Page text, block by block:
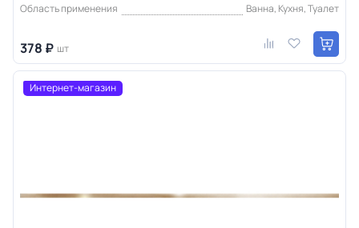
Область применения
Ванна, Кухня, Туалет
378 ₽ шт
Интернет-магазин